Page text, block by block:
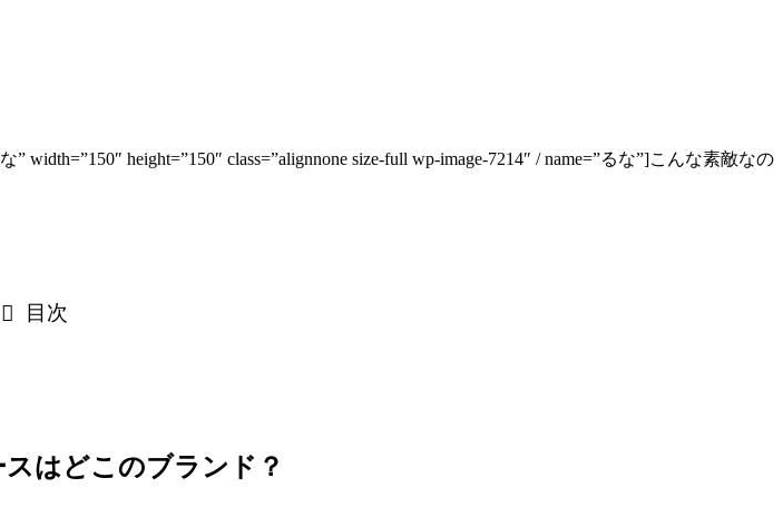
width=”150″ height=”150″ class=”alignnone size-full wp-image-7214″ / name=”るな”]こんな素敵なの
目次
スはどこのブランド？